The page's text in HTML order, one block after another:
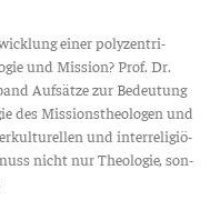
einer poly­zen­tri­
und Mis­si­on? Prof. Dr.
Auf­sät­ze zur Bedeu­tung
des Mis­si­ons­theo­lo­gen und
und inter­re­li­giö­
nicht nur Theo­lo­gie, son­